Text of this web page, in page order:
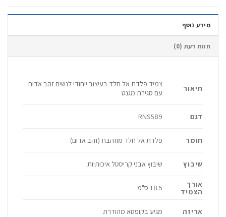
מידע נוסף
חוות דעת (0)
תיאור
צמיד פלדת אל חלד בעיצוב ייחודי לנשים זהב אדום
עם סגירת מגנט
דגם RNS589
חומר פלדת אל חלד מוזהבת (זהב אדום)
שיבוץ שיבוץ אבני קריסטל איכותיות
אורך
הצמיד 18.5 ס"מ
אריזה מגיע בקופסא מהודרת